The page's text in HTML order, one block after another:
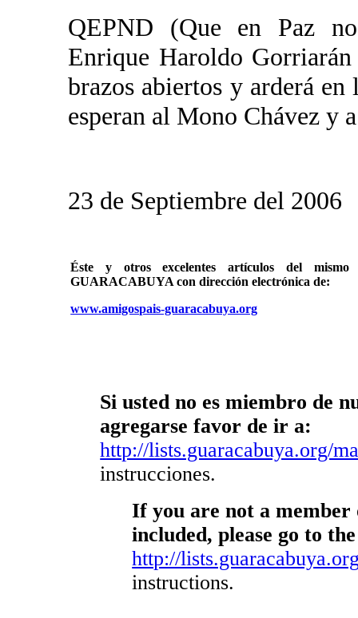
QEPND (Que en Paz
Enrique Haroldo
brazos abiertos y arderá
esperan al Mono Chávez y
23 de Septiembre del 2006
Éste y otros excelentes artículos del
GUARACABUYA con dirección electrónica de:
www.amigospais-guaracabuya.org
Si usted no es miembro de
agregarse favor de ir a:
http://lists.guaracabuya.org/
instrucciones.
If you are not a
included, please go to
http://
instructions.